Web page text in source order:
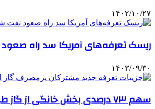
۱۴۰۲/۱۰/۲۷
ریسک تعرفه‌های آمریکا سد راه
۱۴۰۳/۰۹/۳۰
سهم ۷۳ درصدی بخش خانگی از گاز طبیعی